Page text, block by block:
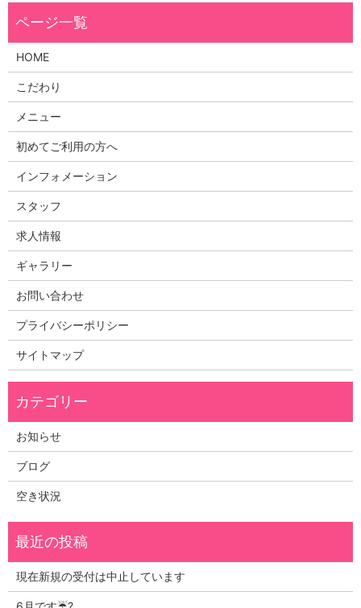
HOME
こだわり
メニュー
初めてご利用の方へ
インフォメーション
スタッフ
求人情報
ギャラリー
お問い合わせ
プライバシーポリシー
サイトマップ
お知らせ
ブログ
空き状況
現在新規の受付は中止しています